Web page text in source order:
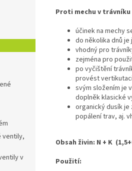
ventily,
v
Proti mechu v trávníku
účinek na mechy
do několika dnů
vhodný pro
zejména pro
po vyčištění
provést
svým složením je
doplněk klasické
organický dusík je
popálení trav, aj.
Obsah živin: N + K
Použití: